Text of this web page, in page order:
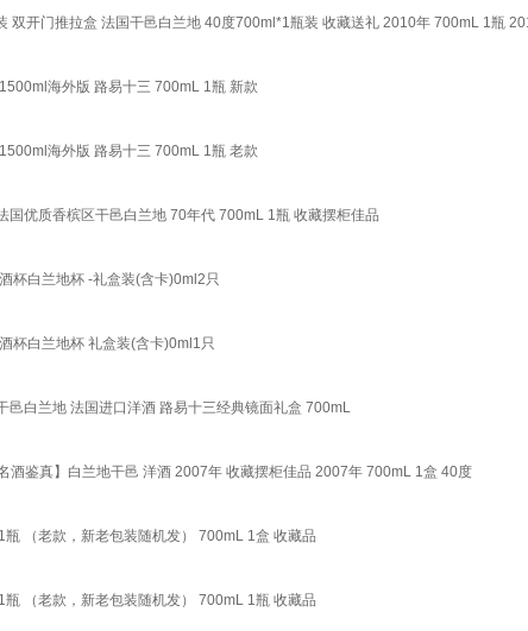
双开门推拉盒 法国干邑白兰地 40度700ml*1瓶装 收藏送礼 2010年 700mL 1瓶
海外版 路易十三 700mL 1瓶 新款
海外版 路易十三 700mL 1瓶 老款
优质香槟区干邑白兰地 70年代 700mL 1瓶 收藏摆柜佳品
杯白兰地杯 -礼盒装(含卡)0ml2只
杯白兰地杯 礼盒装(含卡)0ml1只
白兰地 法国进口洋酒 路易十三经典镜面礼盒 700mL
酒鉴真】白兰地干邑 洋酒 2007年 收藏摆柜佳品 2007年 700mL 1盒 40度
（老款，新老包装随机发） 700mL 1盒 收藏品
（老款，新老包装随机发） 700mL 1瓶 收藏品